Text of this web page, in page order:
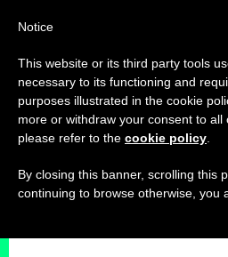
Notice
This website or its third party tools
necessary to its functioning and
purposes illustrated in the cookie
more or withdraw your consent to all
please refer to the cookie policy
By closing this banner, scrolling this
continuing to browse otherwise, you